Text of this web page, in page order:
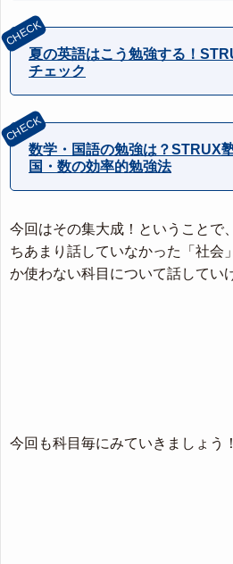
夏の英語はこう勉強する！
チェック
数学・国語の勉強は？STRUX
国・数の効率的勉強法
今回はその集大成！ということで
ちあまり話していなかった「社会
か使わない科目について話してい
今回も科目毎にみていきましょう！